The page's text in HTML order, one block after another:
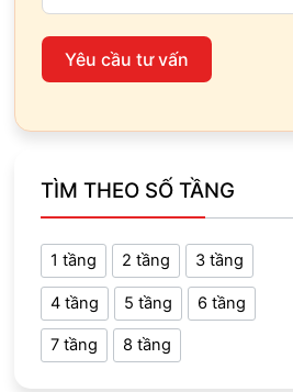
Yêu cầu tư vấn
TÌM THEO SỐ TẦNG
1 tầng 2 tầng 3 tầng
4 tầng 5 tầng 6 tầng
7 tầng 8 tầng